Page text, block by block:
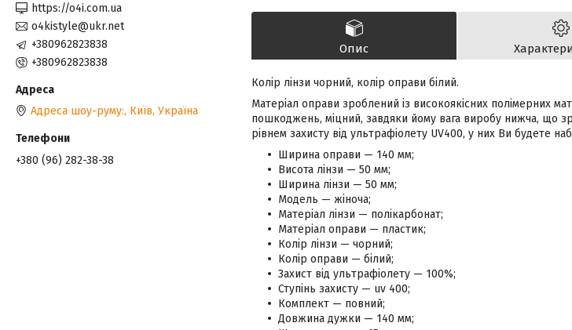
Опис
Колір лінзи чорний, колір оправи білий.
Матеріал оправи зроблений із високоякісних полімерних
пошкоджень, міцний, завдяки йому вага виробу нижча, що
рівнем захисту від ультрафіолету UV400, у них Ви будете
Ширина оправи — 140 мм;
Висота лінзи — 50 мм;
Ширина лінзи — 50 мм;
Модель — жіноча;
Матеріал лінзи — полікарбонат;
Матеріал оправи — пластик;
Колір лінзи — чорний;
Колір оправи — білий;
Захист від ультрафіолету — 100%;
Ступінь захисту — uv 400;
Комплект — повний;
Довжина дужки — 140 мм;
https://o4i.com.ua
o4kistyle@ukr.net
+380962823838
+380962823838
Адреса шоу-руму:, Київ, Україна
+380 (96) 282-38-38